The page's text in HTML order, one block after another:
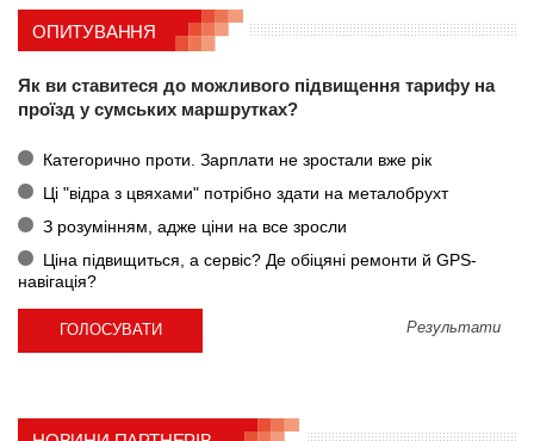
ОПИТУВАННЯ
Як ви ставитеся до можливого підвищення тарифу на
проїзд у сумських маршрутках?
Категорично проти. Зарплати не зростали вже рік
Ці "відра з цвяхами" потрібно здати на металобрухт
З розумінням, адже ціни на все зросли
Ціна підвищиться, а сервіс? Де обіцяні ремонти й GPS-
навігація?
Результати